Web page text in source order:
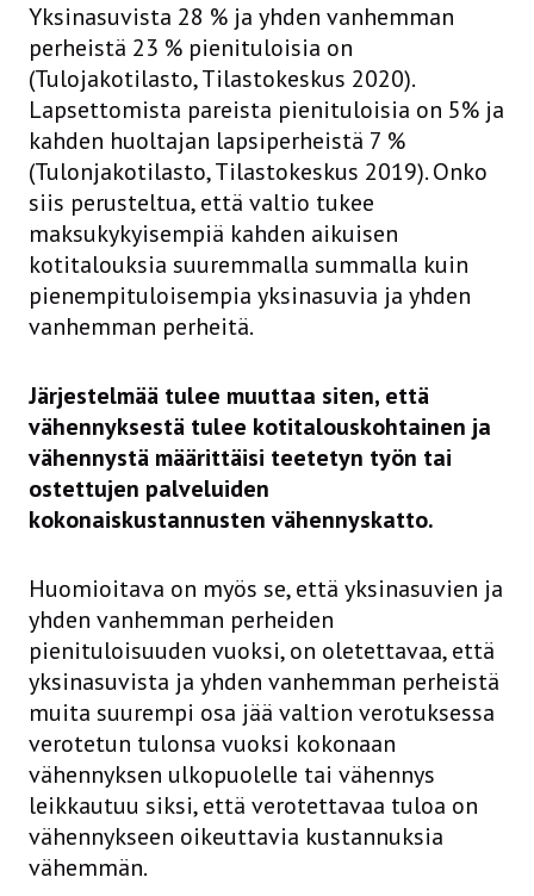
Yksinasuvista 28 % ja yhden vanhemman
perheistä 23 % pienituloisia on
(Tulojakotilasto, Tilastokeskus 2020).
Lapsettomista pareista pienituloisia on 5% ja
kahden huoltajan lapsiperheistä 7 %
(Tulonjakotilasto, Tilastokeskus 2019). Onko
siis perusteltua, että valtio tukee
maksukykyisempiä kahden aikuisen
kotitalouksia suuremmalla summalla kuin
pienempituloisempia yksinasuvia ja yhden
vanhemman perheitä.
Järjestelmää tulee muuttaa siten, että
vähennyksestä tulee kotitalouskohtainen ja
vähennystä määrittäisi teetetyn työn tai
ostettujen palveluiden
kokonaiskustannusten vähennyskatto.
Huomioitava on myös se, että yksinasuvien ja
yhden vanhemman perheiden
pienituloisuuden vuoksi, on oletettavaa, että
yksinasuvista ja yhden vanhemman perheistä
muita suurempi osa jää valtion verotuksessa
verotetun tulonsa vuoksi kokonaan
vähennyksen ulkopuolelle tai vähennys
leikkautuu siksi, että verotettavaa tuloa on
vähennykseen oikeuttavia kustannuksia
vähemmän.